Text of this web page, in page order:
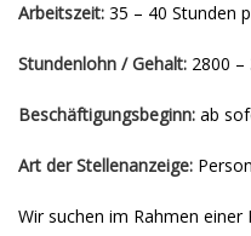
Arbeitszeit: 35 – 40 Stunden
Stundenlohn / Gehalt: 2800
Beschäftigungsbeginn: ab
Art der Stellenanzeige:
Wir suchen im Rahmen